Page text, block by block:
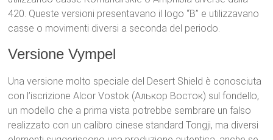
420. Queste versioni presentavano il logo “B” e utilizzavano
casse o movimenti diversi a seconda del periodo.
Versione Vympel
Una versione molto speciale del Desert Shield è conosciuta
con l’iscrizione Alcor Vostok (Алькор Восток) sul fondello,
un modello che a prima vista potrebbe sembrare un falso
realizzato con un calibro cinese standard Tongji, ma diversi